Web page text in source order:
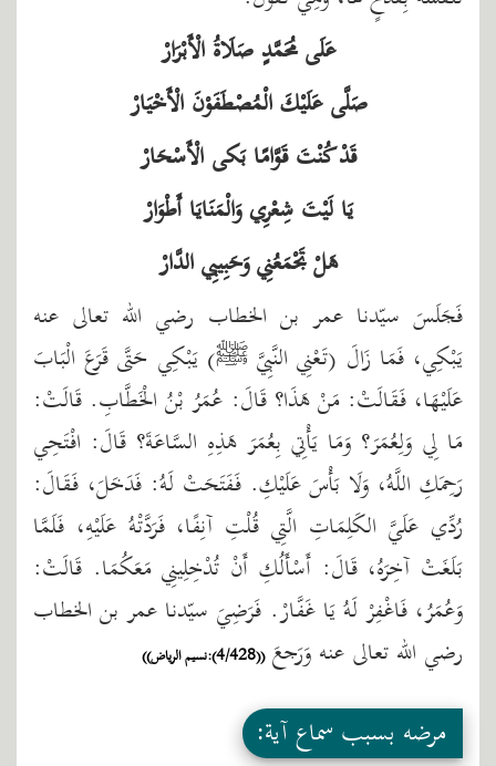
عَلَى مُحَمَّدٍ صَلَاةُ الْأَبْرَارْ
صَلَّى عَلَيْكَ الْمُصْطَفَوْنَ الْأَخْيَارْ
قَدْ كُنْتَ قَوَّامًا بَكى الْأَسْحَارْ
يَا لَيْتَ شِعْرِي وَالْمَنَايَا أَطْوَارْ
هَلْ تَجْمَعُنِي وَحَبِيبِي الدَّارْ
فَجَلَسَ سيّدنا عمر بن الخطاب رضي الله تعالى عنه
يَبْكِي، فَمَا زَالَ (تَعْنِي النَّبِيَّ ﷺ) يَبْكِي حَتَّى قَرَعَ الْبَابَ
عَلَيْهَا، فَقَالَتْ: مَنْ هَذَا؟ قَالَ: عُمَرُ بْنُ الْخَطَّابِ. قَالَتْ:
مَا لِي وَلِعُمَرَ؟ وَمَا يَأْتِي بِعُمَرَ هَذِهِ السَّاعَةَ؟ قَالَ: افْتَحِي
رَحِمَكِ اللَّهُ، وَلَا بَأْسَ عَلَيْكِ. فَفَتَحَتْ لَهُ: فَدَخَلَ، فَقَالَ:
رُدِّي عَلَيَّ الكَلِمَاتِ الَّتِي قُلْتِ آنِفًا، فَرَدَّتْهُ عَلَيْهِ، فَلَمَّا
بَلَغَتْ آخِرَهُ، قَالَ: أَسْأَلُكِ أَنْ تُدْخِلِينِي مَعَكُمَا. قَالَتْ:
وَعُمَرُ، فَاغْفِرْ لَهُ يَا غَفَّارْ. فَرَضِيَ سيّدنا عمر بن الخطاب
رضي الله تعالى عنه وَرَجعَ((4/428):نسيم الرياض))
مرضه بسبب سماع آية: